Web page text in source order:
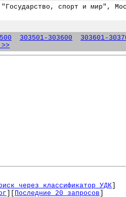
"Государство, спорт и
303501-303600 303601-
через классификатор УДК]
][ Последние 20 запросов]